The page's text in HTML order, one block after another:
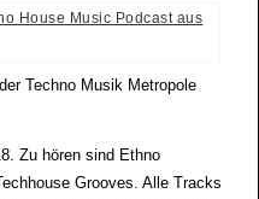
House Music Podcast aus
Techno Musik Metropole
Zu hören sind Ethno
Grooves. Alle Tracks